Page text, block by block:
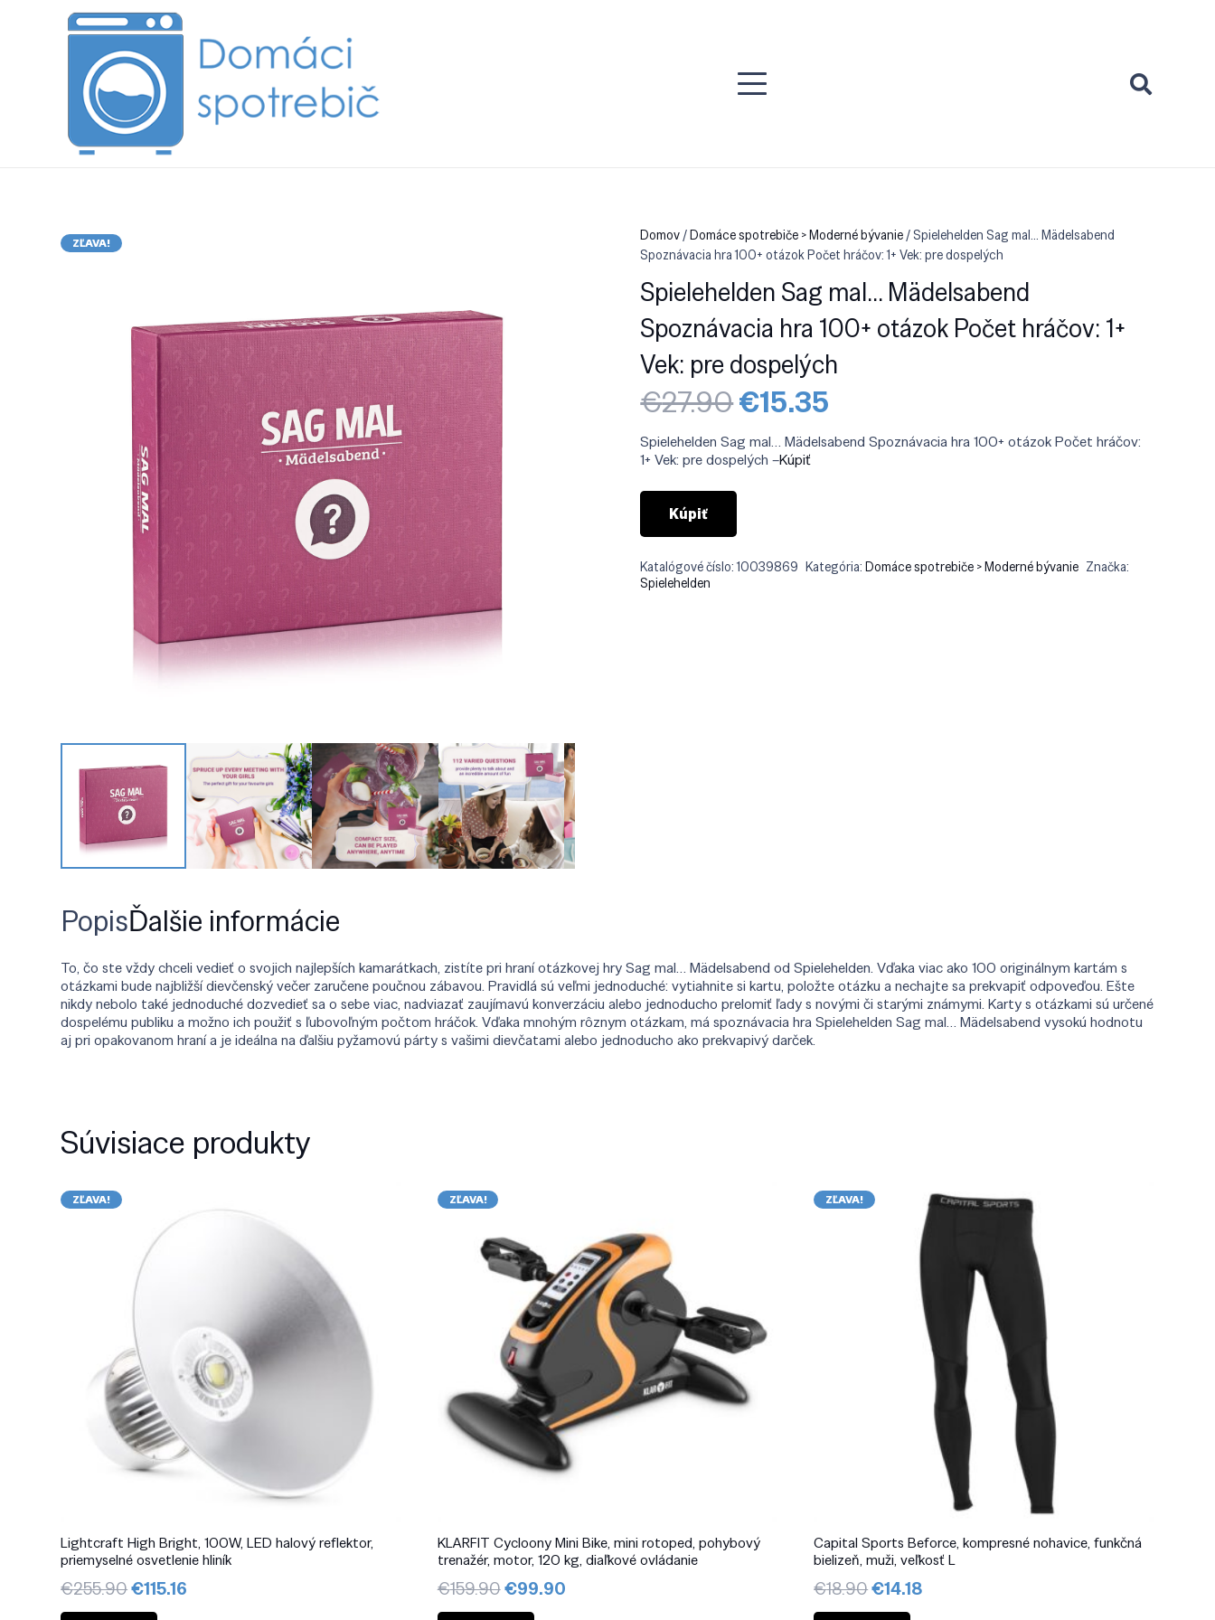
ZĽAVA! Domov/Domáce spotrebiče > Moderné bývanie/ Spielehelden Sag mal… Mädelsabend
Spoznávacia hra 100+ otázok Počet hráčov: 1+ Vek: pre dospelých
Spielehelden Sag mal… Mädelsabend
Spoznávacia hra 100+ otázok Počet hráčov: 1+
Vek: pre dospelých
€27.90Pôvodná
cena
bola:
€27.90.
€15.35
je:
€15.35.
Spielehelden Sag mal… Mädelsabend Spoznávacia hra 100+ otázok Počet hráčov:
1+ Vek: pre dospelých –Kúpiť
Kúpiť
Katalógové číslo:10039869 Kategória:Domáce spotrebiče > Moderné bývanie Značka:
Spielehelden
PopisĎalšie informácie
To, čo ste vždy chceli vedieť o svojich najlepších kamarátkach, zistíte pri hraní otázkovej hry Sag mal… Mädelsabend od Spielehelden. Vďaka viac ako 100 originálnym kartám s
otázkami bude najbližší dievčenský večer zaručene poučnou zábavou. Pravidlá sú veľmi jednoduché: vytiahnite si kartu, položte otázku a nechajte sa prekvapiť odpoveďou. Ešte
nikdy nebolo také jednoduché dozvedieť sa o sebe viac, nadviazať zaujímavú konverzáciu alebo jednoducho prelomiť ľady s novými či starými známymi. Karty s otázkami sú určené
dospelému publiku a možno ich použiť s ľubovoľným počtom hráčok. Vďaka mnohým rôznym otázkam, má spoznávacia hra Spielehelden Sag mal… Mädelsabend vysokú hodnotu
aj pri opakovanom hraní a je ideálna na ďalšiu pyžamovú párty s vašimi dievčatami alebo jednoducho ako prekvapivý darček.
Súvisiace produkty
ZĽAVA!
Lightcraft High Bright, 100W, LED halový reflektor,
priemyselné osvetlenie hliník
€255.90Pôvodná
cena
€115.16
ZĽAVA!
KLARFIT Cycloony Mini Bike, mini rotoped, pohybový
trenažér, motor, 120 kg, diaľkové ovládanie
€159.90Pôvodná
cena
€99.90Aktuálna
ZĽAVA!
Capital Sports Beforce, kompresné nohavice, funkčná
bielizeň, muži, veľkosť L
€18.90Pôvodná
cena
€14.18Aktuálna